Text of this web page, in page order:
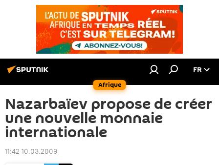
Afrique
FR
Nazarbaïev propose de créer
une nouvelle monnaie
internationale
11:42 10.03.2009